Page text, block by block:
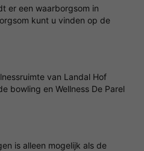
er een waarborgsom in
kunt u vinden op de
van Landal Hof
bowling en Wellness De Parel
is alleen mogelijk als de